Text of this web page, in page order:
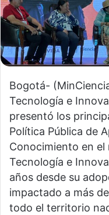
Bogotá-
Tecnología e
presentó los
Política Pública de
Conocimiento en el
Tecnología e
años desde su
impactado a más
todo el territorio